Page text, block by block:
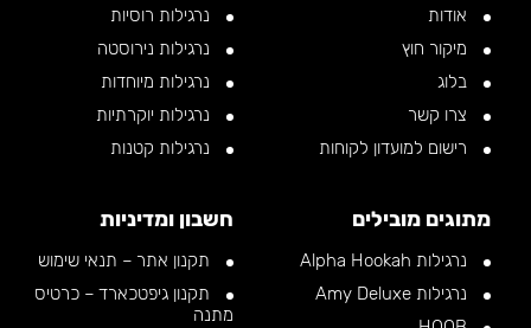
אודות
מיקור חוץ
בלוג
צרו קשר
רישום למועדון לקוחות
נרגילות רוסיות
נרגילות נירוסטה
נרגילות מיוחדות
נרגילות יוקרתיות
נרגילות קטנות
מתוגים מובילים
נרגילות Alpha Hookah
נרגילות Amy Deluxe
חשבון ומדיניות
תקנון אתר – תנאי שימוש
תקנון גיפטכארד – כרטיס
מתנה